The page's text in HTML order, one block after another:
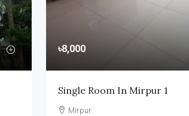
৳8,000
Single Room In Mirpur 1
Mirpur